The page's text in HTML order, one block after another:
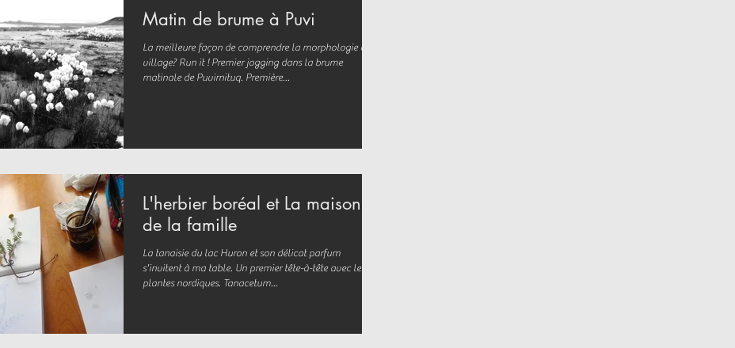
Matin de brume à Puvi
La meilleure façon de comprendre la morphologie du
village? Run it ! Premier jogging dans la brume
matinale de Puvirnituq. Première...
L'herbier boréal et La maison
de la famille
La tanaisie du lac Huron et son délicat parfum
s'invitent à ma table. Un premier tête-à-tête avec les
plantes nordiques. Tanacetum...